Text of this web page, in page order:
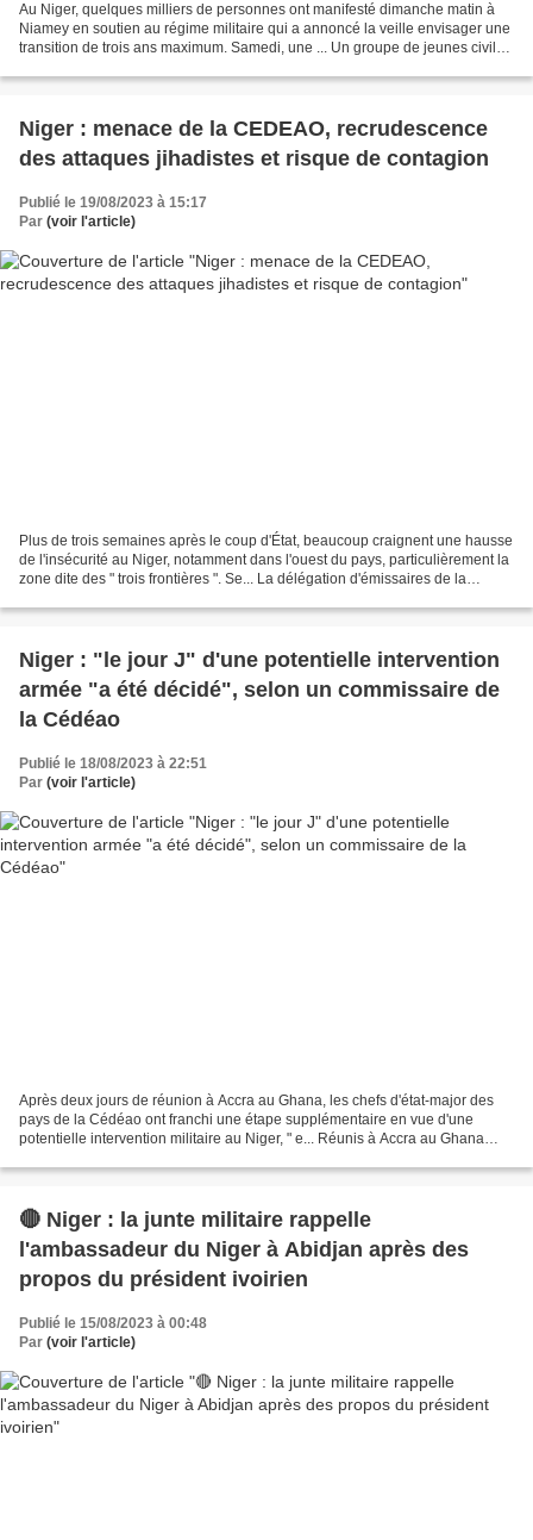
Au Niger, quelques milliers de personnes ont manifesté dimanche matin à
Niamey en soutien au régime militaire qui a annoncé la veille envisager une
transition de trois ans maximum. Samedi, une ... Un groupe de jeunes civils
Niger : menace de la CEDEAO, recrudescence
des attaques jihadistes et risque de contagion
Publié le 19/08/2023 à 15:17
Par (voir l'article)
Plus de trois semaines après le coup d'État, beaucoup craignent une hausse
de l'insécurité au Niger, notamment dans l'ouest du pays, particulièrement la
zone dite des " trois frontières ". Se... La délégation d'émissaires de la
Niger : "le jour J" d'une potentielle intervention
armée "a été décidé", selon un commissaire de
la Cédéao
Publié le 18/08/2023 à 22:51
Par (voir l'article)
Après deux jours de réunion à Accra au Ghana, les chefs d'état-major des
pays de la Cédéao ont franchi une étape supplémentaire en vue d'une
potentielle intervention militaire au Niger, " e... Réunis à Accra au Ghana
🔴 Niger : la junte militaire rappelle
l'ambassadeur du Niger à Abidjan après des
propos du président ivoirien
Publié le 15/08/2023 à 00:48
Par (voir l'article)